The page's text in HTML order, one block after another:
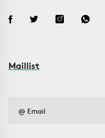
Maillist